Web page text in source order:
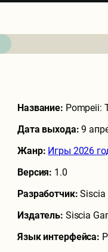
Название: Pompeii:
Дата выхода:9
Жанр: Игры 2026
Версия: 1.0
Разработчик:Siscia
Издатель: Siscia
Язык интерфейса: